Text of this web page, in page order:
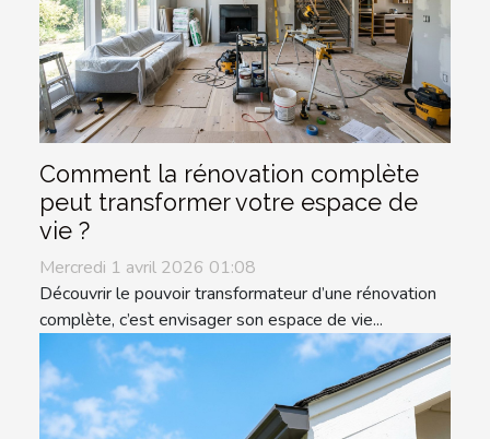
Comment la rénovation complète
peut transformer votre espace de
vie ?
Mercredi 1 avril 2026 01:08
Découvrir le pouvoir transformateur d’une rénovation
complète, c’est envisager son espace de vie...